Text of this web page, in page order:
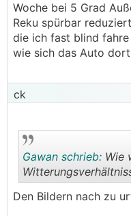
Woche bei 5 Grad
Reku spürbar
die ich fast blind
wie sich das Auto
ck
Gawan schrieb: Wie
Den Bildern nach zu